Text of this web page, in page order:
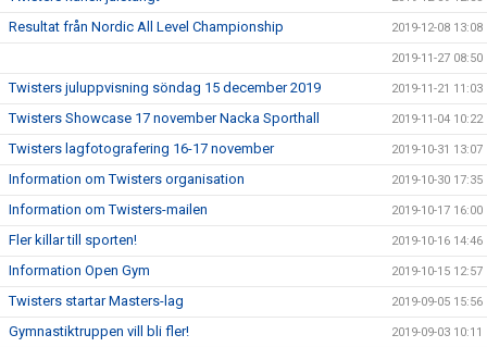
Resultat från Nordic All Level Championship 2019-12-08 13:08
2019-11-27 08:50
Twisters juluppvisning söndag 15 december 2019 2019-11-21 11:03
Twisters Showcase 17 november Nacka Sporthall 2019-11-04 10:22
Twisters lagfotografering 16-17 november 2019-10-31 13:07
Information om Twisters organisation 2019-10-30 17:35
Information om Twisters-mailen 2019-10-17 16:00
Fler killar till sporten! 2019-10-16 14:46
Information Open Gym 2019-10-15 12:57
Twisters startar Masters-lag 2019-09-05 15:56
Gymnastiktruppen vill bli fler! 2019-09-03 10:11